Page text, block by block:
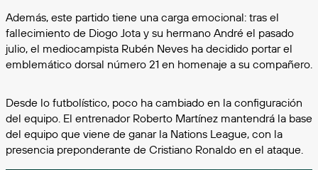
Además, este partido tiene una carga emocional: tras el
fallecimiento de Diogo Jota y su hermano André el pasado
julio, el mediocampista Rubén Neves ha decidido portar el
emblemático dorsal número 21 en homenaje a su compañero.
Desde lo futbolístico, poco ha cambiado en la configuración
del equipo. El entrenador Roberto Martínez mantendrá la base
del equipo que viene de ganar la Nations League, con la
presencia preponderante de Cristiano Ronaldo en el ataque.